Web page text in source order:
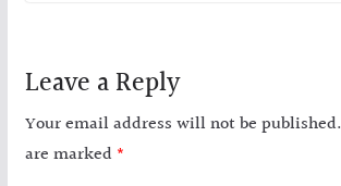
Leave a Reply
Your email address will not be published.
are marked *